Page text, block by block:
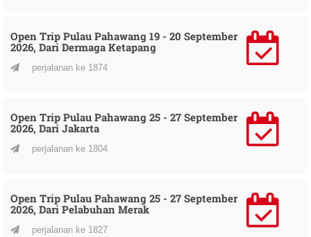
Open Trip Pulau Pahawang 19 - 20 September
2026, Dari Dermaga Ketapang
perjalanan ke 1874
Open Trip Pulau Pahawang 25 - 27 September
2026, Dari Jakarta
perjalanan ke 1804
Open Trip Pulau Pahawang 25 - 27 September
2026, Dari Pelabuhan Merak
perjalanan ke 1827